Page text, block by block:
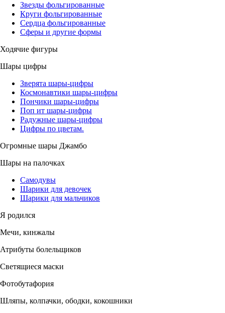
Звезды фольгированные
Круги фольгированные
Сердца фольгированные
Сферы и другие формы
Ходячие фигуры
Шары цифры
Зверята шары-цифры
Космонавтики шары-цифры
Пончики шары-цифры
Поп ит шары-цифры
Радужные шары-цифры
Цифры по цветам.
Огромные шары Джамбо
Шары на палочках
Самодувы
Шарики для девочек
Шарики для мальчиков
Я родился
Мечи, кинжалы
Атрибуты болельщиков
Светящиеся маски
Фотобутафория
Шляпы, колпачки, ободки, кокошники